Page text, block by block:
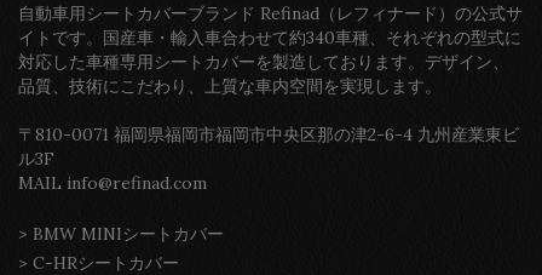
自動車用シートカバーブランド Refinad（レフィナード）の公式サ
イトです。国産車・輸入車合わせて約340車種、それぞれの型式に
対応した車種専用シートカバーを製造しております。デザイン、
品質、技術にこだわり、上質な車内空間を実現します。
〒810-0071 福岡県福岡市福岡市中央区那の津2-6-4 九州産業東ビ
ル3F
MAIL info@refinad.com
> BMW MINIシートカバー
> C-HRシートカバー